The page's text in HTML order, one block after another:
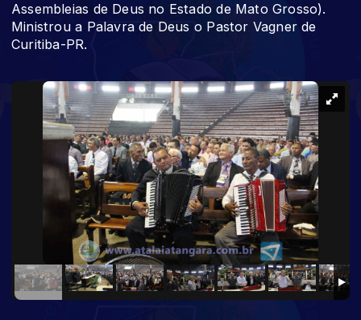
Assembleias de Deus no Estado de Mato Grosso).
Ministrou a Palavra de Deus o Pastor Vagner de
Curitiba-PR.